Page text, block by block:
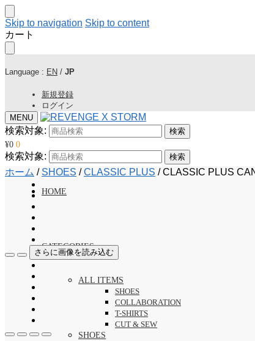
Skip to navigation Skip to content
カート
Language : EN / JP
新規登録
ログイン
MENU
検索対象:
検索
¥0 0
検索対象: 検索
HOME
CATEGORIES
ALL ITEMS
SHOES
COLLABORATION
T-SHIRTS
CUT & SEW
SHOES
ホーム / SHOES /CLASSIC PLUS /CLASSIC PLUS
さらに画像を読み込む